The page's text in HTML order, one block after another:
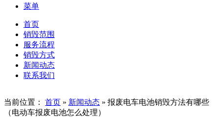
菜单
首页
销毁范围
服务流程
销毁方式
新闻动态
联系我们
当前位置： 首页 » 新闻动态 » 报废电车电池销毁方法有哪些
（电动车报废电池怎么处理）